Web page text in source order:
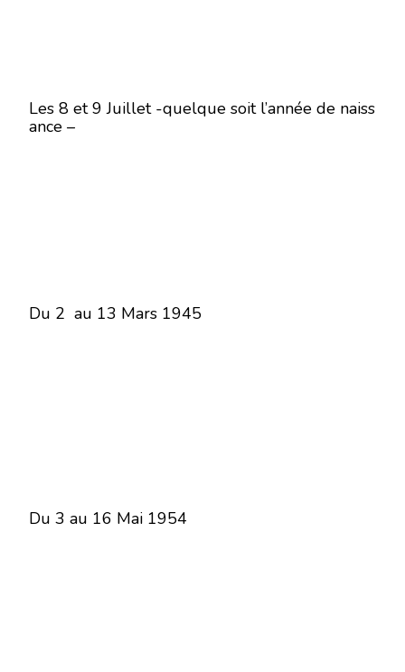
Les 8 et 9 Juillet -quelque soit l’année de naiss
ance –
Du 2 au 13 Mars 1945
Du 3 au 16 Mai 1954